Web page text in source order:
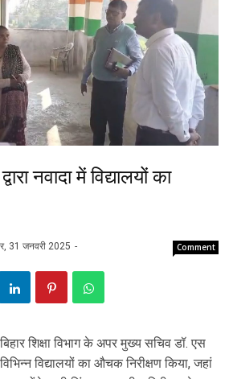
नवादा में विद्यालयों का
31 जनवरी 2025 Comment
शिक्षा विभाग के अपर मुख्य सचिव डॉ. एस
विद्यालयों का औचक निरीक्षण किया, जहां